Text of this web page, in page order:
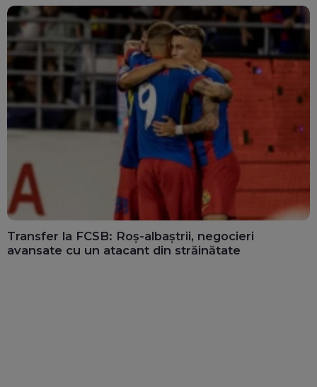
Transfer la FCSB: Roș-albaștrii, negocieri
avansate cu un atacant din străinătate